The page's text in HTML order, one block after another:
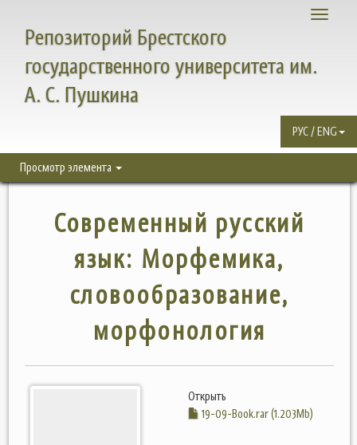
Toggle
Репозиторий Брестского
государственного университета им.
А. С. Пушкина
РУС / ENG
Просмотр элемента
Современный русский
язык: Морфемика,
словообразование,
морфонология
Открыть
19-09-Book.rar (1.203Mb)